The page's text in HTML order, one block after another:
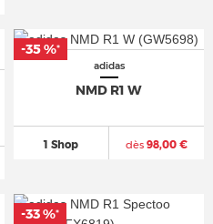
adidas
NMD R1 W
1 Shop dès98,00 €
-35 %*
-33 %*